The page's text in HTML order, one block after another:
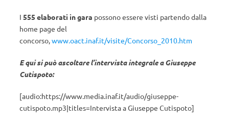
I 555 elaborati in gara possono essere visti partendo dalla
home page del
concorso,www.oact.inaf.it/visite/Concorso_2010.htm
E qui si può ascoltare l’intervista integrale a Giuseppe
Cutispoto:
[audio:https://www.media.inaf.it/audio/giuseppe-
cutispoto.mp3|titles=Intervista a Giuseppe Cutispoto]